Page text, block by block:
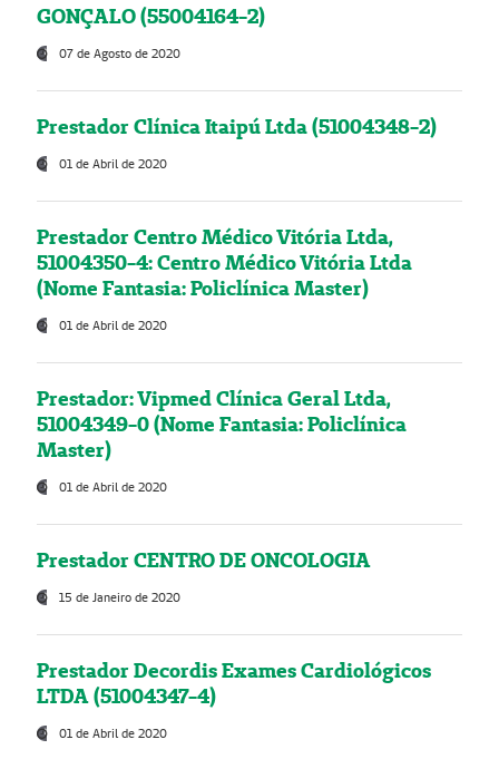
GONÇALO (55004164-2)
07 de Agosto de 2020
Prestador Clínica Itaipú Ltda (51004348-2)
01 de Abril de 2020
Prestador Centro Médico Vitória Ltda,
51004350-4: Centro Médico Vitória Ltda
(Nome Fantasia: Policlínica Master)
01 de Abril de 2020
Prestador: Vipmed Clínica Geral Ltda,
51004349-0 (Nome Fantasia: Policlínica
Master)
01 de Abril de 2020
Prestador CENTRO DE ONCOLOGIA
15 de Janeiro de 2020
Prestador Decordis Exames Cardiológicos
LTDA (51004347-4)
01 de Abril de 2020